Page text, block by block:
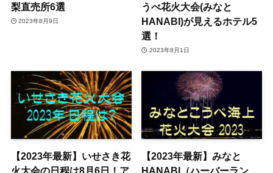
梨直売所6選
2023年8月9日
うべ花火大会(みなと
HANABI)が見えるホテル5
選！
2023年8月1日
【2023年最新】いせさき花
火大会の日程は8月6日！ア
【2023年最新】みなと
HANABI（ハーバーラン